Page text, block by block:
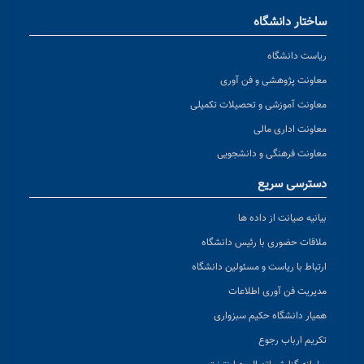
ساختار دانشگاه
ریاست دانشگاه
معاونت پژوهشی و فن آوری
معاونت آموزشی و تحصیلات تکمیلی
معاونت اداری مالی
معاونت فرهنگی و دانشجویی
دسترسی سریع
بیانیه صیانت از داده ها
ملاقات حضوری با رئیس دانشگاه
ارتباط با ریاست و مسئولین دانشگاه
مدیریت فن آوری اطلاعات
همیار دانشگاه حکیم سبزواری
تکریم ارباب رجوع